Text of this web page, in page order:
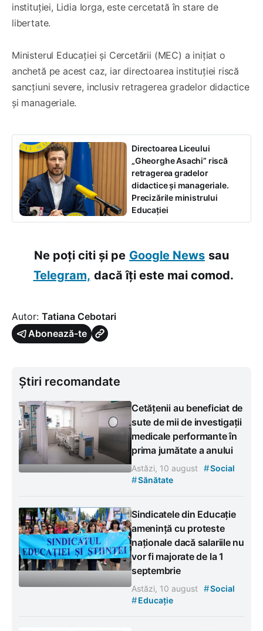
instituției, Lidia Iorga, este cercetată în stare de
libertate.
Ministerul Educației și Cercetării (MEC) a inițiat o
anchetă pe acest caz, iar directoarea instituției riscă
sancțiuni severe, inclusiv retragerea gradelor didactice
și manageriale.
Directoarea Liceului
„Gheorghe Asachi” riscă
retragerea gradelor
didactice și manageriale.
Precizările ministrului
Educației
Ne poți citi și pe Google News sau
Telegram, dacă îți este mai comod.
Autor: Tatiana Cebotari
Abonează-te
Știri recomandate
Cetățenii au beneficiat de
sute de mii de investigații
medicale performante în
prima jumătate a anului
Astăzi, 10 august #Social
#Sănătate
Sindicatele din Educație
amenință cu proteste
naționale dacă salariile nu
vor fi majorate de la 1
septembrie
Astăzi, 10 august #Social
#Educație